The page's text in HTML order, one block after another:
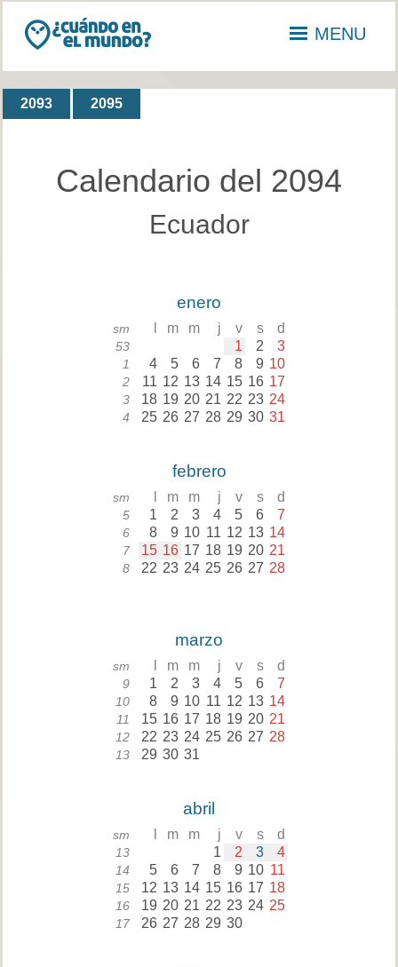
MENU
2093 2095
Calendario del 2094
Ecuador
enero
sm m m j v s d
53 1 2 3
1 4 5 6 7 8 9 10
2 11 12 13 14 15 16 17
3 18 19 20 21 22 23 24
4 25 26 27 28 29 30 31
febrero
sm m m j v s d
5 1 2 3 4 5 6 7
6 8 9 10 11 12 13 14
7 15 16 17 18 19 20 21
8 22 23 24 25 26 27 28
marzo
sm m m j v s d
9 1 2 3 4 5 6 7
10 8 9 10 11 12 13 14
11 15 16 17 18 19 20 21
12 22 23 24 25 26 27 28
13 29 30 31
abril
sm m m j v s d
13 1 2 3 4
14 5 6 7 8 9 10 11
15 12 13 14 15 16 17 18
16 19 20 21 22 23 24 25
17 26 27 28 29 30